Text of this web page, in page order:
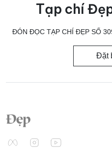
Tạp chí
ĐÓN ĐỌC TẠP CHÍ ĐẸP SỐ
Đặt